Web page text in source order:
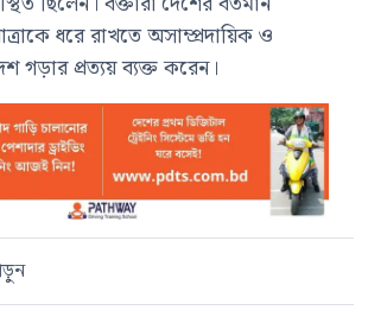
ধরে রাখতে অসাম্প্রদায়িক ও
গড়ার প্রত্যয় ব্যক্ত করেন।